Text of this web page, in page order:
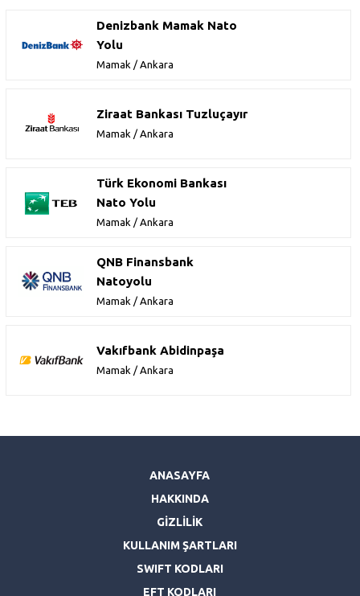
Denizbank Mamak Nato
Yolu
Mamak / Ankara
Ziraat Bankası Tuzluçayır
Mamak / Ankara
Türk Ekonomi Bankası
Nato Yolu
Mamak / Ankara
QNB Finansbank
Natoyolu
Mamak / Ankara
Vakıfbank Abidinpaşa
Mamak / Ankara
ANASAYFA
HAKKINDA
GİZLİLİK
KULLANIM ŞARTLARI
SWIFT KODLARI
EFT KODLARI